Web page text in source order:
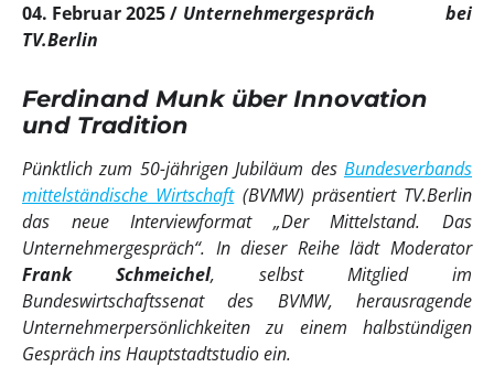
04. Februar 2025
Unternehmergespräch bei
TV.Berlin
Ferdinand Munk über Innovation
und Tradition
Pünktlich zum 50-jährigen Jubiläum des Bundesverbands
mittelständische Wirtschaft(BVMW) präsentiert TV.Berlin
das neue Interviewformat „Der Mittelstand. Das
Unternehmergespräch“. In dieser Reihe lädt Moderator
Frank Schmeichel, selbst Mitglied im
Bundeswirtschaftssenat des BVMW, herausragende
Unternehmerpersönlichkeiten zu einem halbstündigen
Gespräch ins Hauptstadtstudio ein.